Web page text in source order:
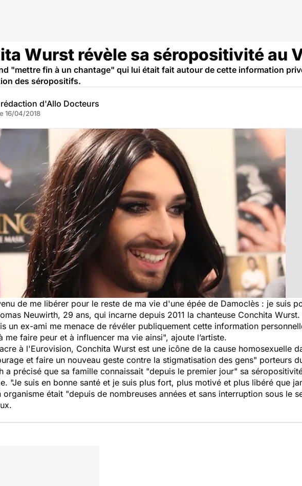
Wurst révèle sa séropositivité au
"mettre fin à un chantage" qui lui était fait autour de cette information
des séropositifs.
rédaction d'Allo Docteurs
16/04/2018
de me libérer pour le reste de ma vie d'une épée de Damoclès : je suis
Neuwirth, 29 ans, qui incarne depuis 2011 la chanteuse Conchita
un ex-ami me menace de révéler publiquement cette information
me faire peur et à influencer ma vie ainsi", ajoute l’artiste.
à l'Eurovision, Conchita Wurst est une icône de la cause homosexuelle
et faire un nouveau geste contre la stigmatisation des gens" porteurs
a précisé que sa famille connaissait "depuis le premier jour" sa
"Je suis en bonne santé et je suis plus fort, plus motivé et plus libéré que
organisme était "depuis de nombreuses années et sans interruption sous le